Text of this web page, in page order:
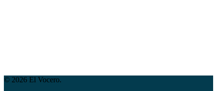
© 2026 El Vocero.